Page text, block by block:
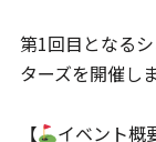
第1回目となる
ターズを開催し
【
イベント概